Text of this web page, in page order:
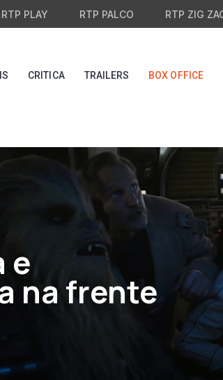
RTP PLAY RTP PALCO RTP ZIG
CRITICA TRAILERS BOX OFFICE
e
na frente